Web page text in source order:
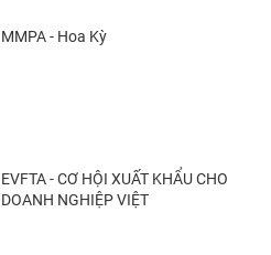
MMPA - Hoa Kỳ
EVFTA - CƠ HỘI XUẤT KHẨU CHO
DOANH NGHIỆP VIỆT